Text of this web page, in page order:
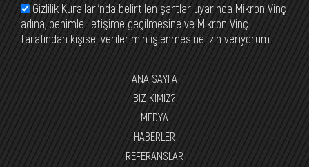
Gizlilik Kuralları’nda belirtilen şartlar uyarınca Mikron Vinç
adına, benimle iletişime geçilmesine ve Mikron Vinç
tarafından kişisel verilerimin işlenmesine izin veriyorum.
ANA SAYFA
BİZ KİMİZ?
MEDYA
HABERLER
REFERANSLAR